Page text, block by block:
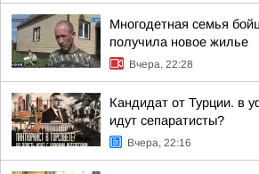
Многодетная семья
получила новое жилье
Вчера, 22:28
Кандидат от Турции. в
идут сепаратисты?
Вчера, 22:16